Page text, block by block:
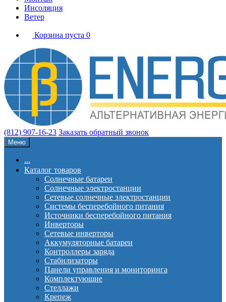
Инсоляция
Ветер
Корзина пуста 0
(812) 907-16-23 Заказать обратный звонок
Меню
...
Каталог товаров
Солнечные батареи
Солнечные электростанции
Сетевые солнечные электростанции
Системы бесперебойного питания
Источники бесперебойного питания
Инверторы
Сетевые инверторы
Аккумуляторные батареи
Контроллеры заряда
Стабилизаторы
Панели управления и мониторинга
Комплектующие
Стеллажи
Крепеж